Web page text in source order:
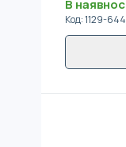
В
Код:1129-644